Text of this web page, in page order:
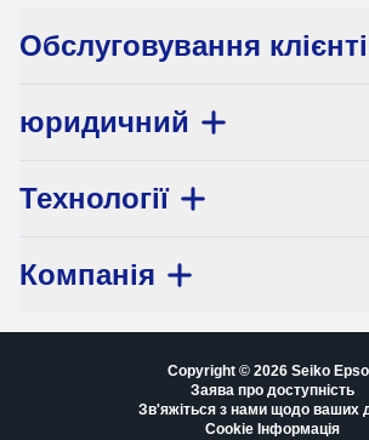
Обслуговування
юридичний
Технології
Компанія
Copyright © 2026 Seiko
Заява про доступність
Зв'яжіться з нами щодо ваших
Cookie Інформація